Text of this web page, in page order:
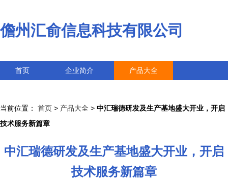
儋州汇俞信息科技有限公司
首页 企业简介 产品大全
当前位置： 首页 > 产品大全 > 中汇瑞德研发及生产基地盛大开业，开启
技术服务新篇章
中汇瑞德研发及生产基地盛大开业，开启
技术服务新篇章